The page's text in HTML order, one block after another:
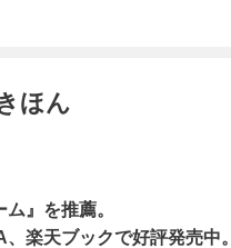
ほん
』を推薦。
楽天ブックで好評発売中。